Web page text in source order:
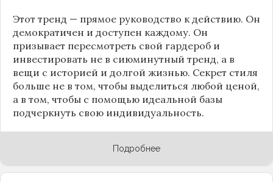
Этот тренд — прямое руководство к действию. Он
демократичен и доступен каждому. Он
призывает пересмотреть свой гардероб и
инвестировать не в сиюминутный тренд, а в
вещи с историей и долгой жизнью. Секрет стиля
больше не в том, чтобы выделиться любой ценой,
а в том, чтобы с помощью идеальной базы
подчеркнуть свою индивидуальность.
Подробнее